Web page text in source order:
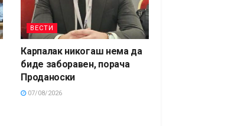
ВЕСТИ
Карпалак никогаш нема да
биде заборавен, порача
Проданоски
07/08/2026